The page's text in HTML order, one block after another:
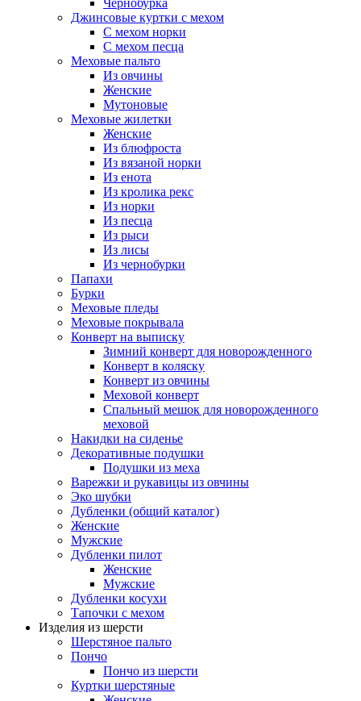
Чернобурка
Джинсовые куртки с мехом
С мехом норки
С мехом песца
Меховые пальто
Из овчины
Женские
Мутоновые
Меховые жилетки
Женские
Из блюфроста
Из вязаной норки
Из енота
Из кролика рекс
Из норки
Из песца
Из рыси
Из лисы
Из чернобурки
Папахи
Бурки
Меховые пледы
Меховые покрывала
Конверт на выписку
Зимний конверт для новорожденного
Конверт в коляску
Конверт из овчины
Меховой конверт
Спальный мешок для новорожденного
меховой
Накидки на сиденье
Декоративные подушки
Подушки из меха
Варежки и рукавицы из овчины
Эко шубки
Дубленки (общий каталог)
Женские
Мужские
Дубленки пилот
Женские
Мужские
Дубленки косухи
Тапочки с мехом
Изделия из шерсти
Шерстяное пальто
Пончо
Пончо из шерсти
Куртки шерстяные